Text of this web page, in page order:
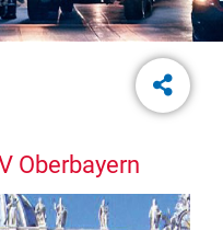
Oberbayern